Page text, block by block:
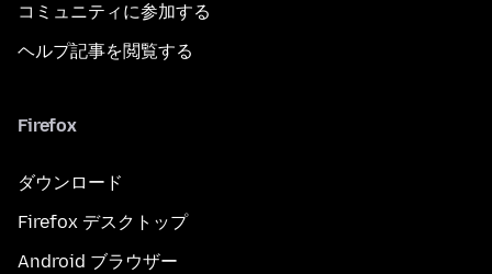
コミュニティに参加する
ヘルプ記事を閲覧する
Firefox
ダウンロード
Firefox デスクトップ
Android ブラウザー